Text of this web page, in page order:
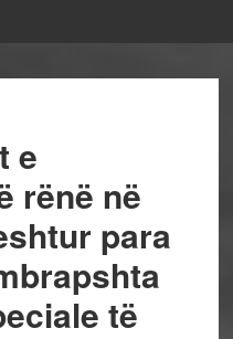
e
rënë në
para
të